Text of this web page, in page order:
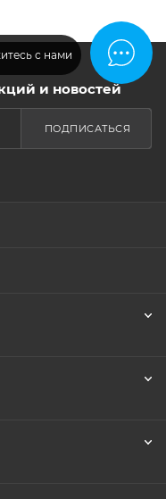
с нами
и новостей
ПОДПИСАТЬСЯ